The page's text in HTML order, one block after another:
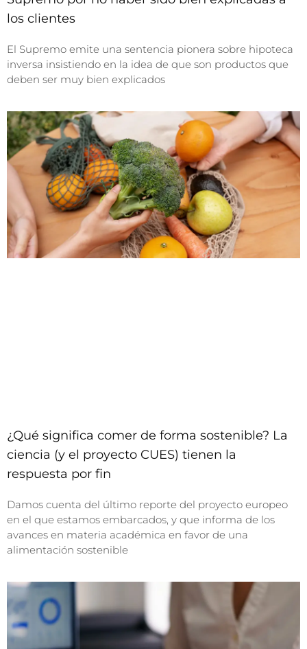
los clientes
El Supremo emite una sentencia pionera sobre hipoteca
inversa insistiendo en la idea de que son productos que
deben ser muy bien explicados
¿Qué significa comer de forma sostenible? La
ciencia (y el proyecto CUES) tienen la
respuesta por fin
Damos cuenta del último reporte del proyecto europeo
en el que estamos embarcados, y que informa de los
avances en materia académica en favor de una
alimentación sostenible